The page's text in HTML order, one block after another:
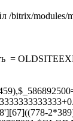
/bitrix/modules/
=